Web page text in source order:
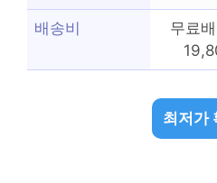
배송비
무료
최저가